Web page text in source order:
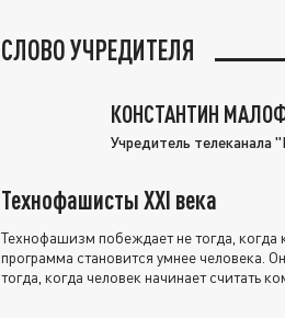
СЛОВО УЧРЕДИТЕЛЯ
КОНСТАНТИН
Учредитель телеканала
Технофашисты XXI века
Технофашизм побеждает не тогда, когда
программа становится умнее человека.
тогда, когда человек начинает считать